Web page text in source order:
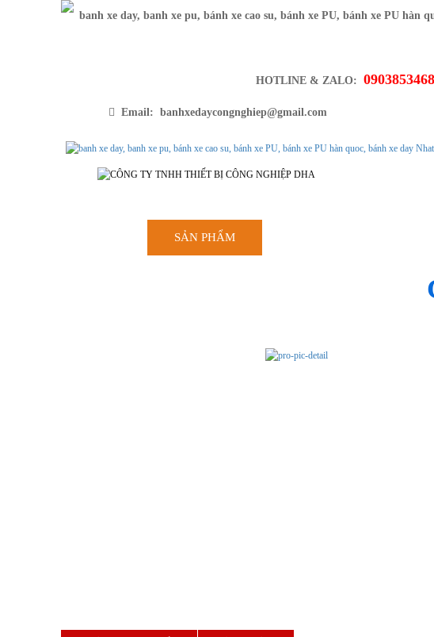
HOTLINE & ZALO:
Email: banhxedaycongnghiep@gmail.com
SẢN PHẨM